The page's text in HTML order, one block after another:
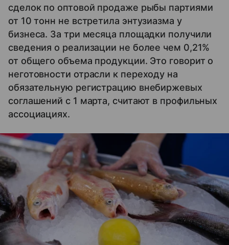
сделок по оптовой продаже рыбы партиями
от 10 тонн не встретила энтузиазма у
бизнеса. За три месяца площадки получили
сведения о реализации не более чем 0,21%
от общего объема продукции. Это говорит о
неготовности отрасли к переходу на
обязательную регистрацию внебиржевых
соглашений с 1 марта, считают в профильных
ассоциациях.